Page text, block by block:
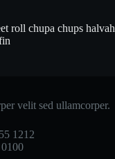
roll chupa chups halvah
velit sed ullamcorper.
1212